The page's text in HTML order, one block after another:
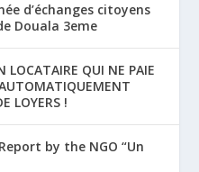
d’échanges citoyens
Douala 3eme
LOCATAIRE QUI NE PAIE
AUTOMATIQUEMENT
LOYERS !
by the NGO “Un